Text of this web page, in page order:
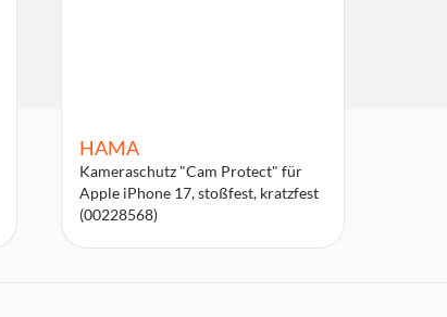
HAMA
Kameraschutz "Cam Protect" für
Apple iPhone 17, stoßfest, kratzfest
(00228568)